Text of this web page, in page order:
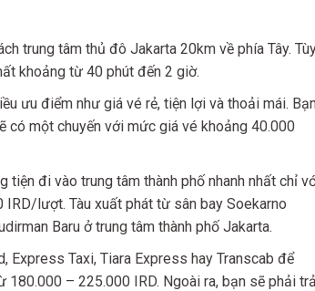
trung tâm thủ đô Jakarta 20km về phía Tây.
khoảng từ 40 phút đến 2 giờ.
ưu điểm như giá vé rẻ, tiện lợi và thoải mái.
có một chuyến với mức giá vé khoảng 40.000
đi vào trung tâm thành phố nhanh nhất chỉ
lượt. Tàu xuất phát từ sân bay Soekarno
Baru ở trung tâm thành phố Jakarta.
Express Taxi, Tiara Express hay Transcab để
– 225.000 IRD. Ngoài ra, bạn sẽ phải